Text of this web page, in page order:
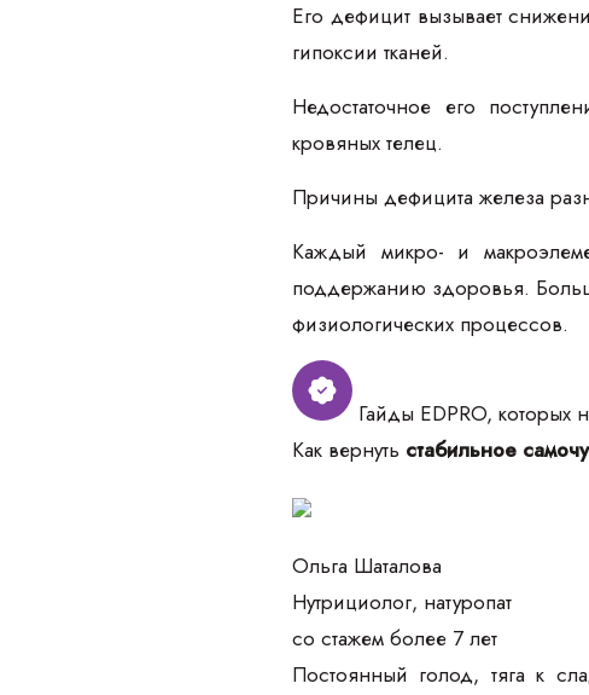
Его дефицит вызывает
гипоксии тканей.
Недостаточное его
кровяных телец.
Причины дефицита железа
Каждый микро- и
поддержанию здоровья.
физиологических процессов.
Гайды EDPRO, которых
Как вернуть стабильное
Ольга Шаталова
Нутрициолог, натуропат
со стажем более 7 лет
Постоянный голод, тяга к